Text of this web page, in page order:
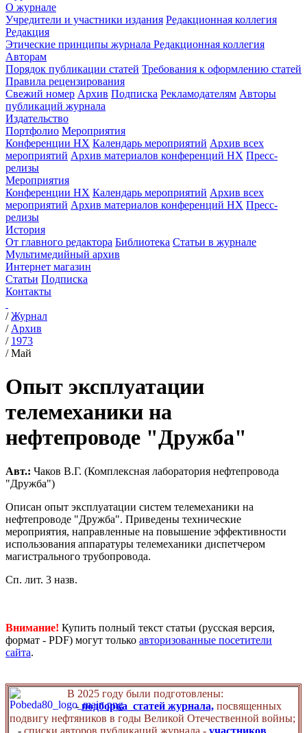
О журнале
Учредители и участники издания Редакционная коллегия
Редакция
Этические принципы журнала Редакционная коллегия
Авторам
Порядок публикации статей Требования к оформлению статей
Правила рецензирования
Свежий номер Архив Подписка Рекламодателям Авторы
публикаций журнала
Издательство
Портфолио Мероприятия
Конференции НХ Календарь мероприятий Архив всех
мероприятий Архив материалов конференций НХ Пресс-
релизы
Мероприятия
Конференции НХ Календарь мероприятий Архив всех
мероприятий Архив материалов конференций НХ Пресс-
релизы
История
От главного редактора Библиотека Статьи в журнале
Мультимедийный архив
Интернет магазин
Статьи Подписка
Контакты
/Журнал
/ Архив
/ 1973
/Май
Опыт эксплуатации
телемеханики на
нефтепроводе "Дружба"
Авт.: Чаков В.Г. (Комплексная лаборатория нефтепровода
"Дружба")
Описан опыт эксплуатации систем телемеханики на
нефтепроводе "Дружба". Приведены технические
мероприятия, направленные на повышение эффективности
использования аппаратуры телемеханики диспетчером
магистрального трубопровода.
Сп. лит. 3 назв.
Внимание! Купить полный текст статьи (русская версия,
формат - PDF) могут только авторизованные посетители
сайта.
В 2025 году были подготовлены:
- подборка статей журнала, посвященных
подвигу нефтяников в годы Великой Отечественной войны;
- списки авторов публикаций журнала - участников